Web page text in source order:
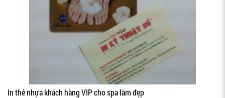
In thẻ nhựa khách hàng VIP cho spa làm đẹp